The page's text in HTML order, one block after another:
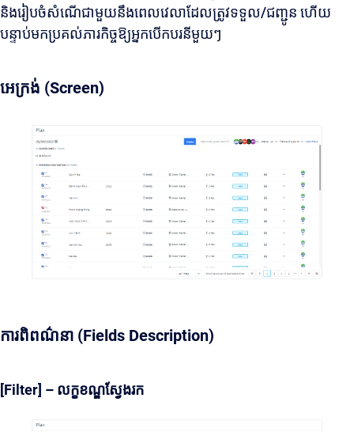
និងរៀបចំសំណើជាមួយនឹងពេលវេលាដែលត្រូវទទួល/ជញ្ជូន ហើយ
បន្ទាប់មកប្រគល់ភារកិច្ចឱ្យអ្នកបើកបរនីមួយៗ
អេក្រង់ (Screen)
ការពិពណ៌នា (Fields Description)
[Filter] – លក្ខខណ្ឌស្វែងរក